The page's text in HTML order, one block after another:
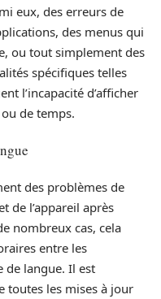
eux, des erreurs de
des menus qui
ou tout simplement des
spécifiques telles
l’incapacité d’afficher
de temps.
des problèmes de
de l’appareil après
nombreux cas, cela
entre les
de langue. Il est
toutes les mises à jour